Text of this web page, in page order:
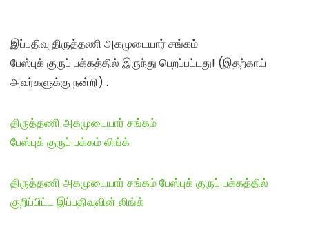
இப்பதிவு திருத்தணி அகமுடையார் சங்கம்
பேஸ்புக் குருப் பக்கத்தில் இருந்து பெறப்பட்டது! (இதற்காய்
அவர்களுக்கு நன்றி) .
திருத்தணி அகமுடையார் சங்கம்
பேஸ்புக் குருப் பக்கம் லிங்க்
திருத்தணி அகமுடையார் சங்கம் பேஸ்புக் குருப் பக்கத்தில்
குறிப்பிட்ட இப்பதிவுவின் லிங்க்